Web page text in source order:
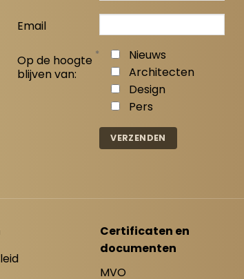
Email
Op de hoogte
blijven van:
*
Nieuws
Architecten
Design
Pers
Certificaten en
documenten
MVO